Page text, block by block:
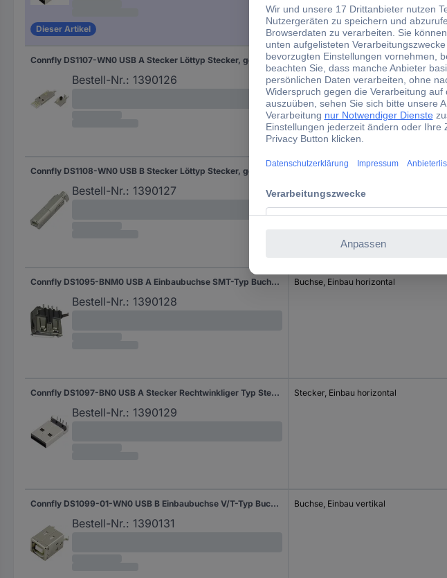
Dieser Artikel
Connfly DS1107-WN0 USB A Stecker Löttyp Stecker, gerade Inhalt: 1 St.
Bestell-Nr.: 1390126
Stecker, gerade
Bestell-Nr.: 1390127
Stecker, gerade
Connfly DS1095-BNM0 USB A Einbaubuchse SMT-Typ Buchse, Einbau horizontal Inhalt: 1 St.
Bestell-Nr.: 1390128
Buchse, Einbau horizontal
Connfly DS1097-BN0 USB A Stecker Rechtwinkliger Typ Stecker, Einbau horizontal Inhalt: 1 St.
Bestell-Nr.: 1390129
Stecker, Einbau horizontal
Connfly DS1099-01-WN0 USB B Einbaubuchse V/T-Typ Buchse, Einbau vertikal Inhalt: 1 St.
Bestell-Nr.: 1390131
Buchse, Einbau vertikal